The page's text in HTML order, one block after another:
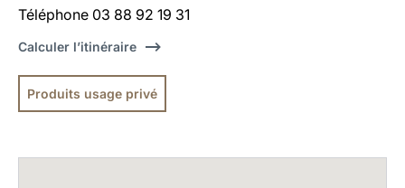
Téléphone 03 88 92 19 31
Calculer l’itinéraire
Produits usage privé